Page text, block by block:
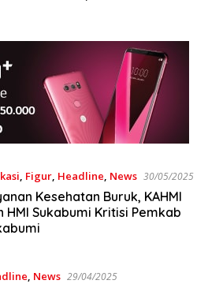
, Figur, Headline, News 30/05/2025
Kesehatan Buruk, KAHMI
HMI Sukabumi Kritisi Pemkab
, News 29/04/2025